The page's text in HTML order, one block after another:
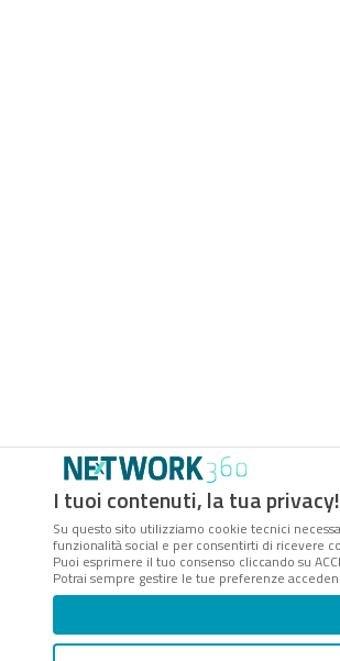
I tuoi contenuti, la tua privacy!
Su questo sito utilizziamo cookie tecnici
funzionalità social e per consentirti di ricevere
Puoi esprimere il tuo consenso cliccando su
Potrai sempre gestire le tue preferenze